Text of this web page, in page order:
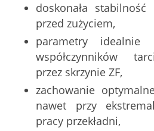
doskonała
przed zużyciem,
parametry idealnie
współczynników
przez skrzynie ZF,
zachowanie
nawet przy
pracy przekładni,